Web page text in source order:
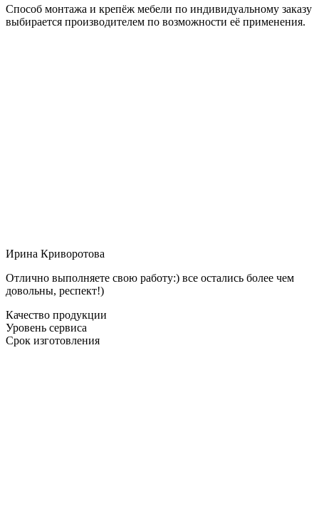
Способ монтажа и крепёж мебели по индивидуальному заказу
выбирается производителем по возможности её применения.
Ирина Криворотова
Отлично выполняете свою работу:) все остались более чем
довольны, респект!)
Качество продукции
Уровень сервиса
Срок изготовления